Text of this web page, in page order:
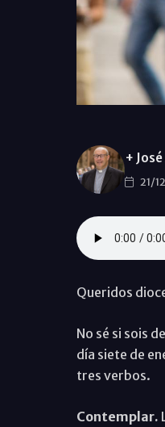
+
21/
Queridos
No sé si sois
día siete de
tres verbos.
Contemplar.